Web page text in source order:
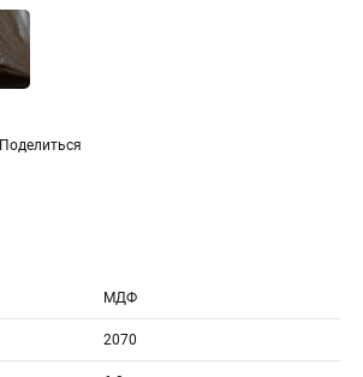
Поделиться
МДФ
2070